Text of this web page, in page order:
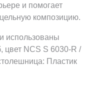
и помогает
композицию.
использованы
NCS S 6030-R /
Пластик